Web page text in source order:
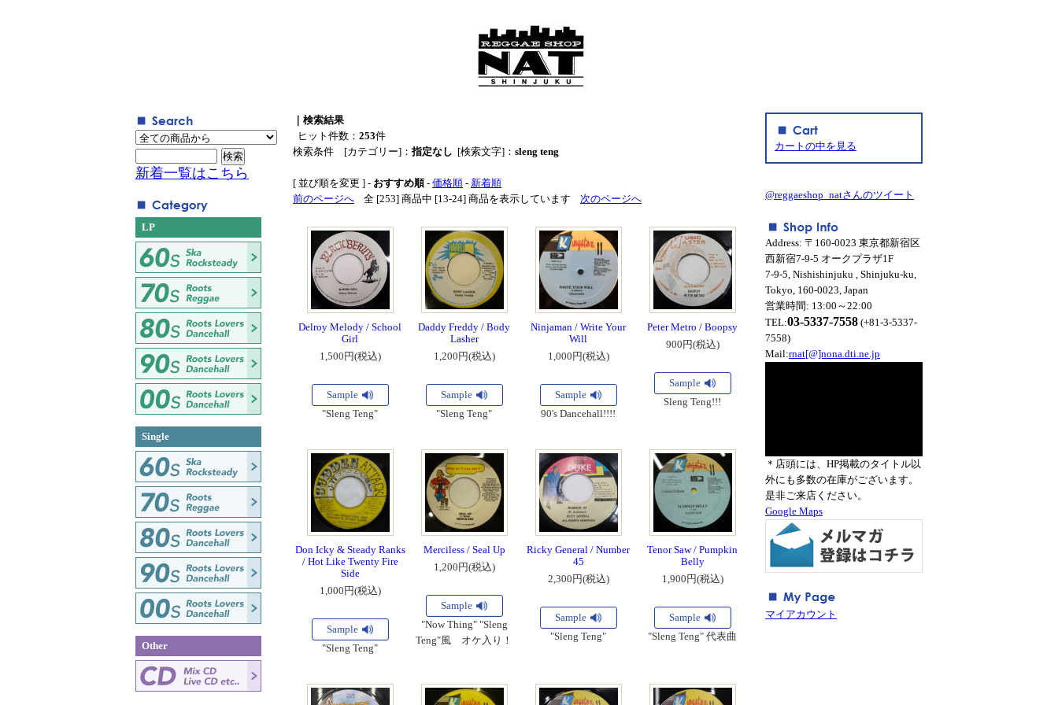
｜検索結果
ヒット件数： 253件
検索条件 [カテゴリー]： 指定なし [検索文字]： sleng teng
[ 並び順を変更 ] - おすすめ順- 価格順 - 新着順
前のページへ 全 [253] 商品中 [13-24] 商品を表示しています 次のページへ
Delroy Melody / School
Girl
1,500円(税込)
Sample
"Sleng Teng"
Daddy Freddy / Body
Lasher
1,200円(税込)
Sample
"Sleng Teng"
Ninjaman / Write Your
Will
1,000円(税込)
Sample
90's Dancehall!!!!
Peter Metro / Boopsy
900円(税込)
Sample
Sleng Teng!!!
Don Icky & Steady Ranks
/ Hot Like Twenty Fire
Side
1,000円(税込)
Sample
"Sleng Teng"
Merciless / Seal Up
1,200円(税込)
Sample
"Now Thing" "Sleng
Teng"風 オケ入り！
Ricky General / Number
45
2,300円(税込)
Sample
"Sleng Teng"
Tenor Saw / Pumpkin
Belly
1,900円(税込)
Sample
"Sleng Teng" 代表曲
新着一覧はこちら
LP
Single
Other
カートの中を見る
@reggaeshop_natさんのツイート
Address: 〒160-0023 東京都新宿区
西新宿7-9-5 オークプラザ1F
7-9-5, Nishishinjuku , Shinjuku-ku,
Tokyo, 160-0023, Japan
営業時間: 13:00～22:00
TEL:03-5337-7558 (+81-3-5337-
7558)
Mail:rnat[@]nona.dti.ne.jp
＊店頭には、HP掲載のタイトル以
外にも多数の在庫がございます。
是非ご来店ください。
Google Maps
マイアカウント